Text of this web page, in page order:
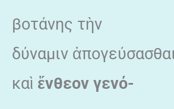
βοτάνης τὴν
δύναμιν
καὶ ἔνθεον γενό-